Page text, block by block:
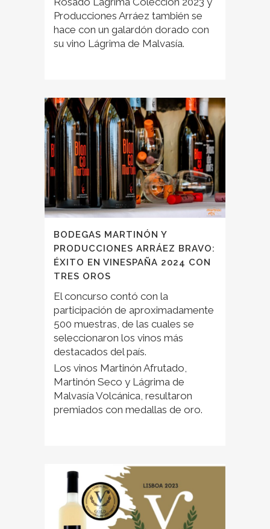
Producciones Arráez también se
hace con un galardón dorado con
su vino Lágrima de Malvasía.
BODEGAS MARTINÓN Y
PRODUCCIONES ARRÁEZ BRAVO:
ÉXITO EN VINESPAÑA 2024 CON
TRES OROS
El concurso contó con la
participación de aproximadamente
500 muestras, de las cuales se
seleccionaron los vinos más
destacados del país.
Los vinos Martinón Afrutado,
Martinón Seco y Lágrima de
Malvasía Volcánica, resultaron
premiados con medallas de oro.